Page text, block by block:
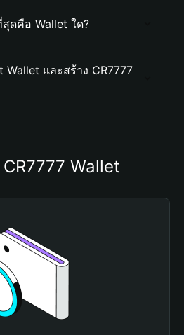
ดคือ Wallet ใด?
และสร้าง CR7777
Wallet